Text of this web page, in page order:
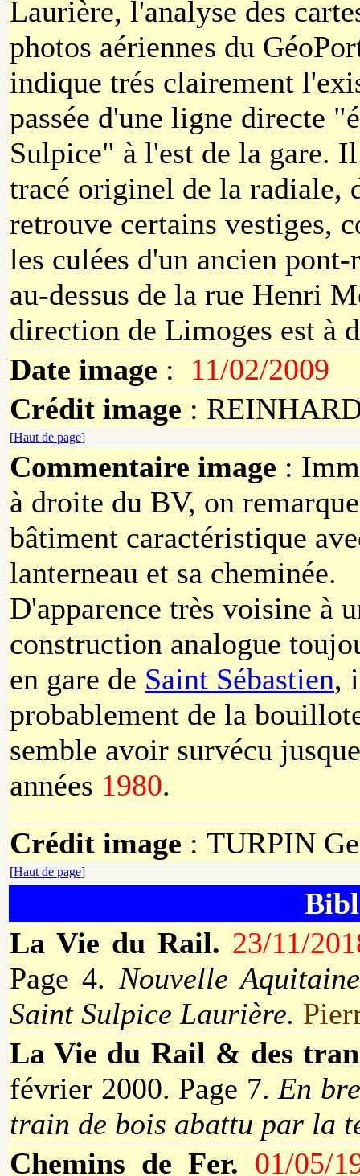
Laurière, l'analyse des
photos aériennes du
indique trés clairement
passée d'une ligne directe
Sulpice" à l'est de la gare.
tracé originel de la radiale,
retrouve certains vestiges,
les culées d'un ancien
au-dessus de la rue Henri
direction de Limoges est à
Date image : 11/02/2009
Crédit image :
[Haut de page]
Commentaire image :
à droite du BV, on
bâtiment caractéristique
lanterneau et sa cheminée.
D'apparence très voisine à
construction analogue
en gare de Saint Sébastien,
probablement de la
semble avoir survécu
années 1980.
Crédit image : TURPIN
[Haut de page]
La Vie du Rail. 23/11/
Page 4. Nouvelle
Saint Sulpice Laurière.
La Vie du Rail & des
février 2000. Page 7. En
train de bois abattu par la
Chemins de Fer. 01/05/